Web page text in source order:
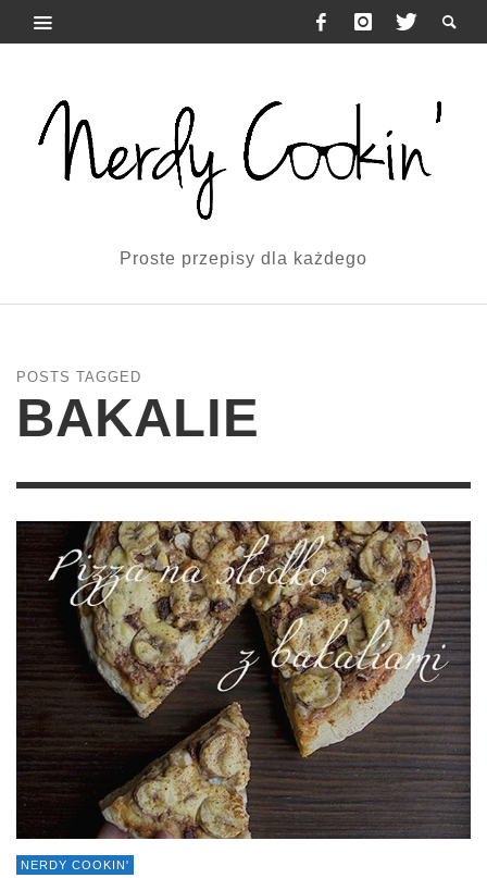
Proste przepisy dla każdego
POSTS TAGGED
BAKALIE
NERDY COOKIN'